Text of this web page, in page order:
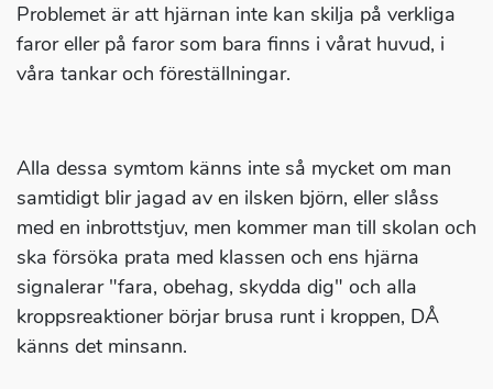
Problemet är att hjärnan inte kan skilja på verkliga
faror eller på faror som bara finns i vårat huvud, i
våra tankar och föreställningar.
Alla dessa symtom känns inte så mycket om man
samtidigt blir jagad av en ilsken björn, eller slåss
med en inbrottstjuv, men kommer man till skolan och
ska försöka prata med klassen och ens hjärna
signalerar "fara, obehag, skydda dig" och alla
kroppsreaktioner börjar brusa runt i kroppen, DÅ
känns det minsann.